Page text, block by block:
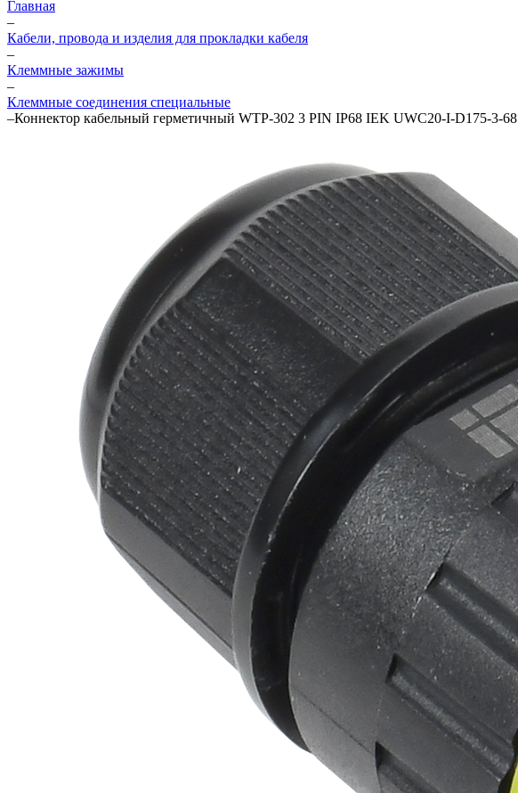
Главная
–
Кабели, провода и изделия для прокладки кабеля
–
Клеммные зажимы
–
Клеммные соединения специальные
–Коннектор кабельный герметичный WTP-302 3 PIN IP68 IEK UWC20-I-D175-3-68